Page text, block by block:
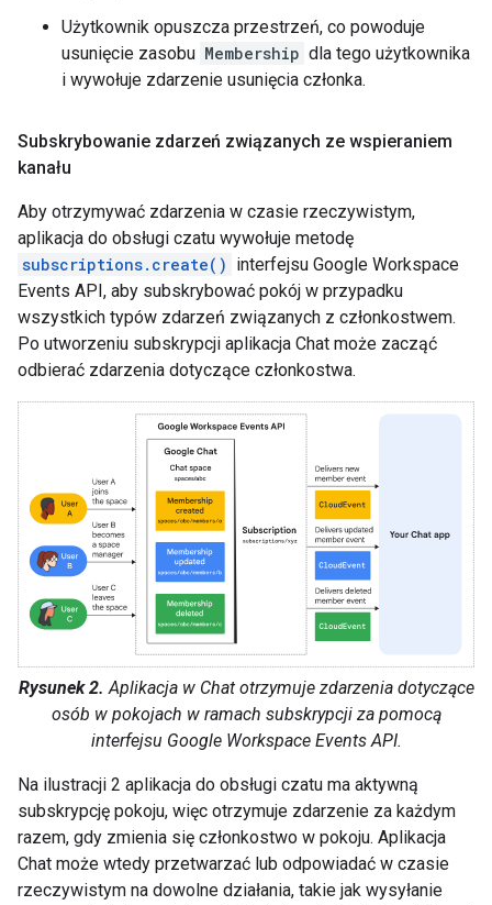
Użytkownik opuszcza przestrzeń, co powoduje
usunięcie zasobu Membership dla tego użytkownika
i wywołuje zdarzenie usunięcia członka.
Subskrybowanie zdarzeń związanych ze wspieraniem
kanału
Aby otrzymywać zdarzenia w czasie rzeczywistym,
aplikacja do obsługi czatu wywołuje metodę
subscriptions.create() interfejsu Google Workspace
Events API, aby subskrybować pokój w przypadku
wszystkich typów zdarzeń związanych z członkostwem.
Po utworzeniu subskrypcji aplikacja Chat może zacząć
odbierać zdarzenia dotyczące członkostwa.
Rysunek 2. Aplikacja w Chat otrzymuje zdarzenia dotyczące
osób w pokojach w ramach subskrypcji za pomocą
interfejsu Google Workspace Events API.
Na ilustracji 2 aplikacja do obsługi czatu ma aktywną
subskrypcję pokoju, więc otrzymuje zdarzenie za każdym
razem, gdy zmienia się członkostwo w pokoju. Aplikacja
Chat może wtedy przetwarzać lub odpowiadać w czasie
rzeczywistym na dowolne działania, takie jak wysyłanie